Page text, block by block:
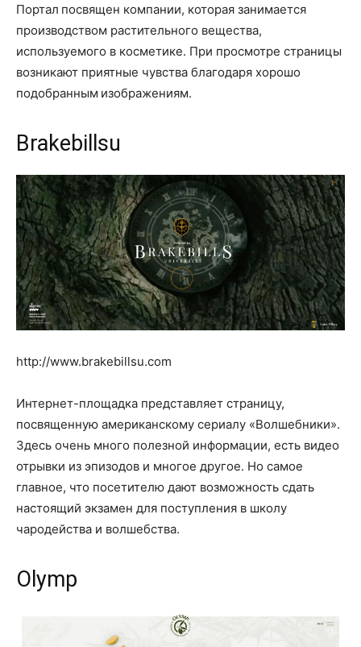
Портал посвящен компании, которая занимается
производством растительного вещества,
используемого в косметике. При просмотре страницы
возникают приятные чувства благодаря хорошо
подобранным изображениям.
Brakebillsu
http://www.brakebillsu.com
Интернет-площадка представляет страницу,
посвященную американскому сериалу «Волшебники».
Здесь очень много полезной информации, есть видео
отрывки из эпизодов и многое другое. Но самое
главное, что посетителю дают возможность сдать
настоящий экзамен для поступления в школу
чародейства и волшебства.
Olymp